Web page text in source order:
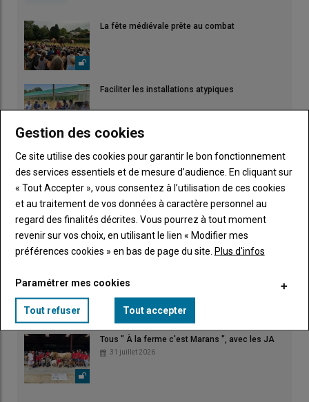
La fête médiévale prête au combat
Faciliter les installations atypiques
AOP : "Sans dérogation, c'est l'arrêt de mort
pour nos élevages"
Partir en vacances l'esprit tranquille
23 juillet 2026
28 juillet 2026
Tous " À la ferme c'est Marans ", avec les JA
31 juillet 2026
Gestion des cookies
Ce site utilise des cookies pour garantir le bon fonctionnement
des services essentiels et de mesure d’audience. En cliquant sur
« Tout Accepter », vous consentez à l’utilisation de ces cookies
et au traitement de vos données à caractère personnel au
regard des finalités décrites. Vous pourrez à tout moment
revenir sur vos choix, en utilisant le lien « Modifier mes
préférences cookies » en bas de page du site. Plus d'infos
Paramétrer mes cookies
Tout refuser Tout accepter